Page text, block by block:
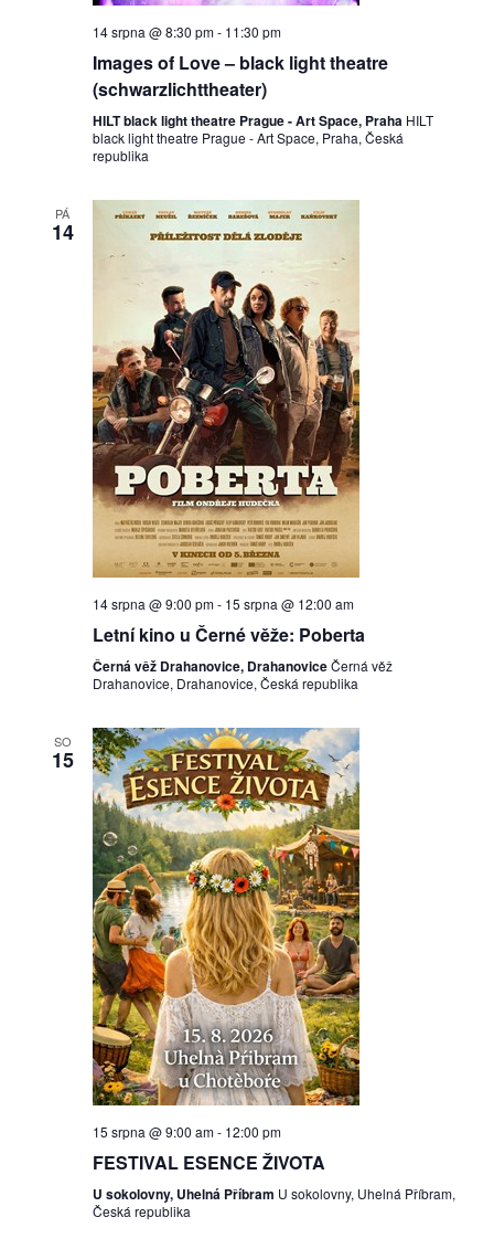
14 srpna @ 8:30 pm- 11:30 pm
Images of Love – black light theatre
(schwarzlichttheater)
HILT black light theatre Prague - Art Space, Praha HILT
black light theatre Prague - Art Space, Praha, Česká
republika
PÁ
14
14 srpna @ 9:00 pm- 15 srpna @ 12:00 am
Letní kino u Černé věže: Poberta
Černá věž Drahanovice, DrahanoviceČerná věž
Drahanovice, Drahanovice, Česká republika
SO
15
15 srpna @ 9:00 am- 12:00 pm
FESTIVAL ESENCE ŽIVOTA
U sokolovny, Uhelná Příbram U sokolovny, Uhelná Příbram,
Česká republika